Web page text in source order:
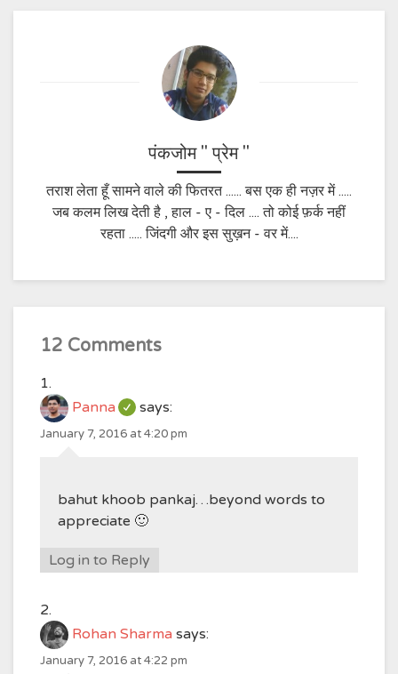
पंकजोम " प्रेम "
तराश लेता हूँ सामने वाले की फितरत ...... बस एक ही नज़र में .....
जब कलम लिख देती है , हाल - ए - दिल .... तो कोई फ़र्क नहीं
रहता ..... जिंदगी और इस सुख़न - वर में....
12 Comments
Panna says:
January 7, 2016 at 4:20 pm
bahut khoob pankaj…beyond words to
appreciate 🙂
Log in to Reply
Rohan Sharma says:
January 7, 2016 at 4:22 pm